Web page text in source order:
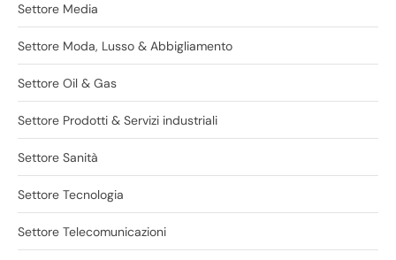
Settore Media
Settore Moda, Lusso & Abbigliamento
Settore Oil & Gas
Settore Prodotti & Servizi industriali
Settore Sanità
Settore Tecnologia
Settore Telecomunicazioni